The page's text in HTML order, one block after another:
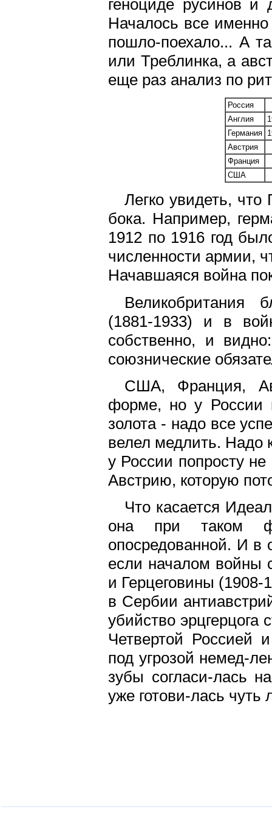
геноциде русинов и
Началось все
пошло-поехало... А
или Треблинка, а
еще раз анализ по
Россия
Англия
Германия
Австрия
Франция
США
Легко увидеть,
бока. Например,
1912 по 1916 год
численности армии,
Начавшаяся война
Великобритания
(1881-1933) и в
собственно, и
союзнические
США, Франция,
форме, но у
золота - надо все
велел медлить. Надо
у России попросту
Австрию, которую
Что касается
она при таком
опосредованной. И в
если началом войны
и Герцеговины (1908-
в Сербии
убийство
Четвертой Россией
под угрозой немед-
зубы согласи-лась
уже готови-лась чуть